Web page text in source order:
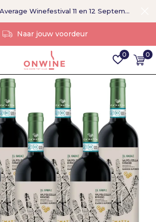
0 0
Zonder tussenpersoon
Nieuw: Not Your Average Winefestival 11 en 12 September >